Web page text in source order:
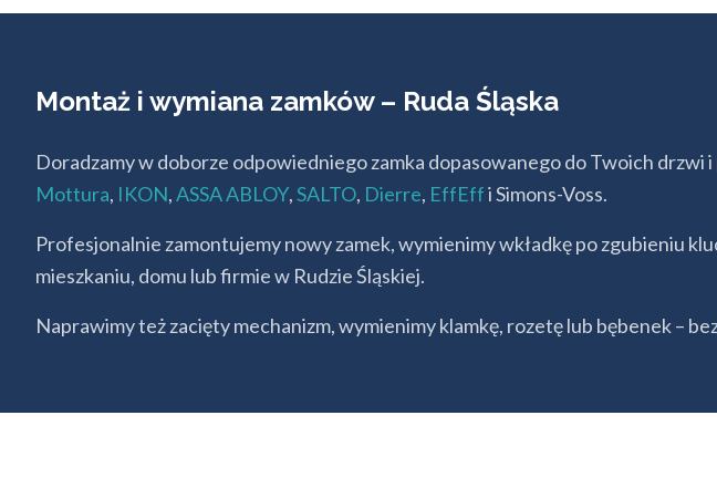
Montaż i wymiana zamków – Ruda Śląska
Doradzamy w doborze odpowiedniego zamka dopasowanego do Twoich
Mottura, IKON,ASSA ABLOY,SALTO, Dierre, EffEffi Simons-Voss.
Profesjonalnie zamontujemy nowy zamek, wymienimy wkładkę po zgubieniu
mieszkaniu, domu lub firmie w Rudzie Śląskiej.
Naprawimy też zacięty mechanizm, wymienimy klamkę, rozetę lub bębenek –